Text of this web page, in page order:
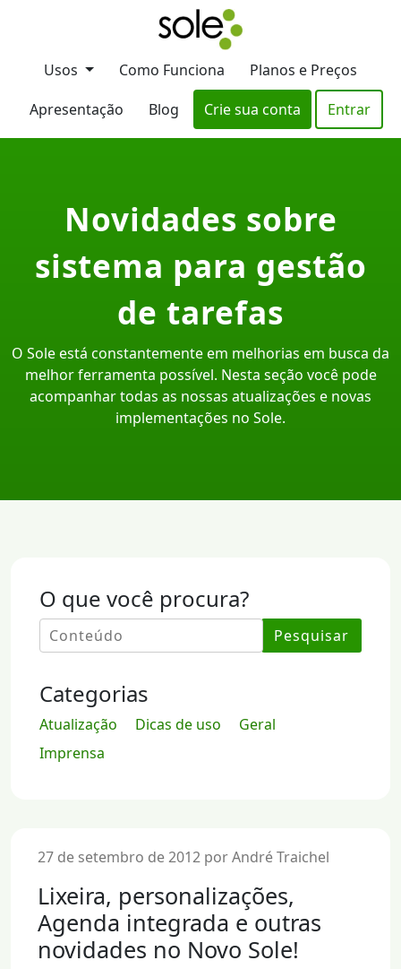
Usos Como Funciona
Planos e Preços
Apresentação
Blog Crie sua conta Entrar
Novidades sobre
sistema para gestão
de tarefas
O Sole está constantemente em melhorias em busca da
melhor ferramenta possível. Nesta seção você pode
acompanhar todas as nossas atualizações e novas
implementações no Sole.
O que você procura?
Pesquisar
Categorias
Atualização Dicas de uso
Geral
Imprensa
27 de setembro de 2012 por André Traichel
Lixeira, personalizações,
Agenda integrada e outras
novidades no Novo Sole!